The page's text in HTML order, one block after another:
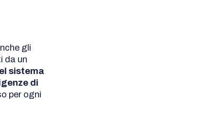
gli
da un
sistema
di
per ogni